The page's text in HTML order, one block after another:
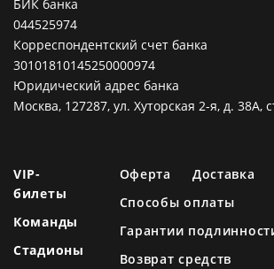
БИК банка
044525974
Корреспондентский счет банка
30101810145250000974
Юридический адрес банка
Москва, 127287, ул. Хуторская 2-я, д. 38А,
VIP-
билеты
Команды
Стадионы
Оферта
Доставка
Способы оплаты
Гарантии
Возврат средств